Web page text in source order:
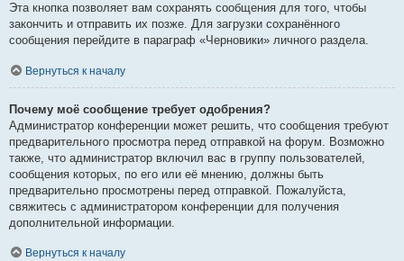
Эта кнопка позволяет вам сохранять сообщения для того, чтобы
закончить и отправить их позже. Для загрузки сохранённого
сообщения перейдите в параграф «Черновики» личного раздела.
Вернуться к началу
Почему моё сообщение требует одобрения?
Администратор конференции может решить, что сообщения требуют
предварительного просмотра перед отправкой на форум. Возможно
также, что администратор включил вас в группу пользователей,
сообщения которых, по его или её мнению, должны быть
предварительно просмотрены перед отправкой. Пожалуйста,
свяжитесь с администратором конференции для получения
дополнительной информации.
Вернуться к началу